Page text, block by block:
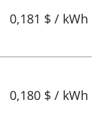
0,181 $ / kWh
0,180 $ / kWh